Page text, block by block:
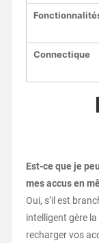
Connectique
Est-ce que je
mes accus en
Oui, s’il est
intelligent gère
recharger vos